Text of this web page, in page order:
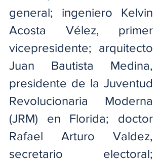
general; ingeniero Kelvin
Acosta Vélez, primer
vicepresidente; arquitecto
Juan Bautista Medina,
presidente de la Juventud
Revolucionaria Moderna
(JRM) en Florida; doctor
Rafael Arturo Valdez,
secretario electoral;